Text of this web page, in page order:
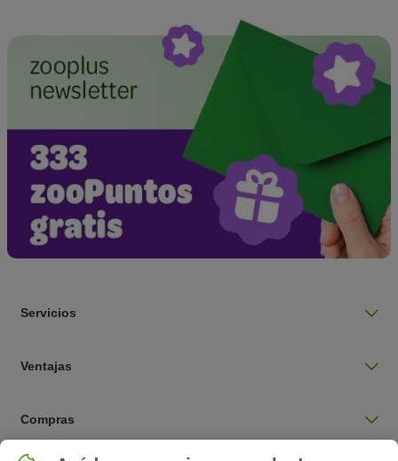
Servicios
Ventajas
Compras
Seleccionar país